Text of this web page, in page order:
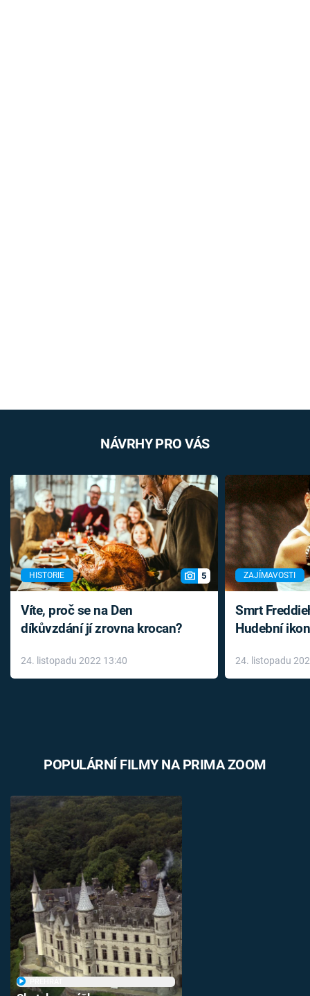
NÁVRHY PRO VÁS
HISTORIE 5
Víte, proč se na Den
díkůvzdání jí zrovna krocan?
24. listopadu 2022 13:40
ZAJÍMAVOSTI
Smrt
Hudební
léky
24. listopadu
POPULÁRNÍ FILMY NA PRIMA ZOOM